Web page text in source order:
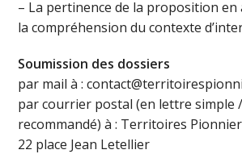
– La pertinence de la proposition en
la compréhension du contexte
Soumission des dossiers
par mail à :
par courrier postal (en lettre simple
recommandé) à : Territoires
22 place Jean Letellier